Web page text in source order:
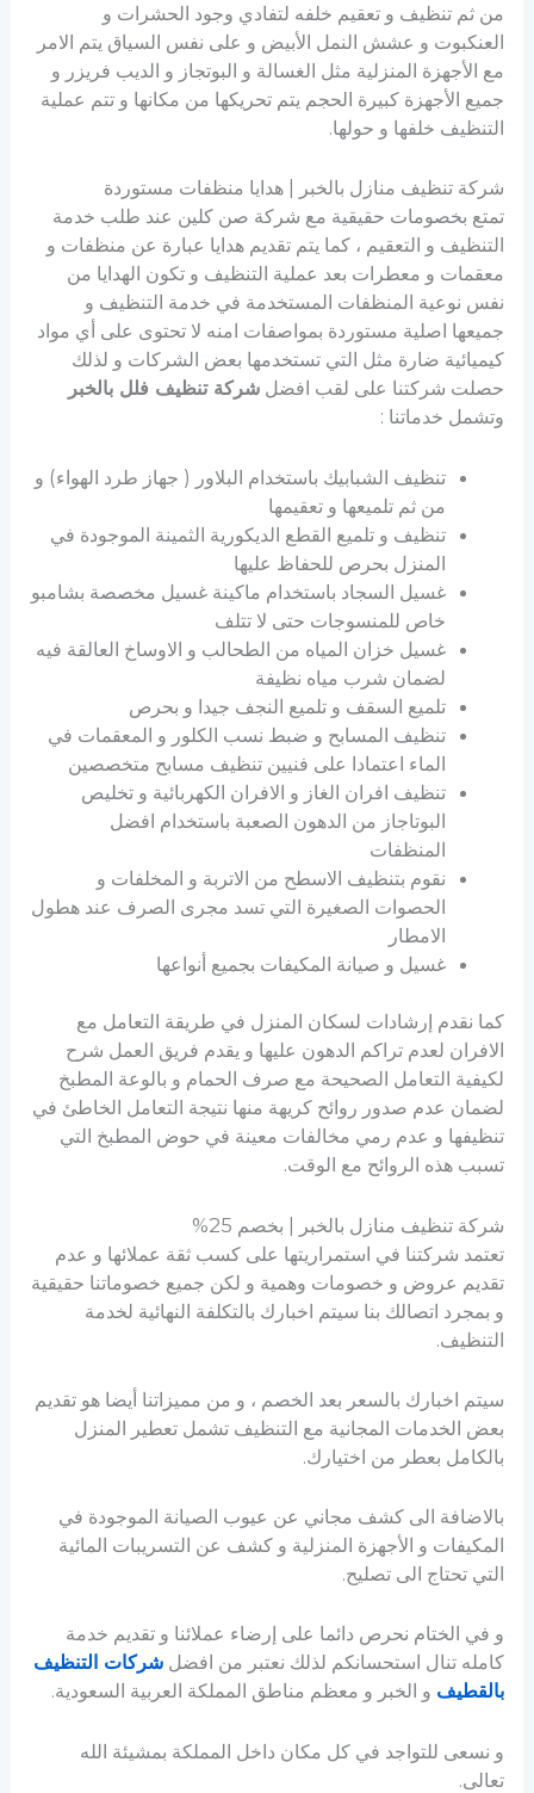
من ثم تنظيف و تعقيم خلفه لتفادي وجود الحشرات و
العنكبوت و عشش النمل الأبيض و على نفس السياق يتم الامر
مع الأجهزة المنزلية مثل الغسالة و البوتجاز و الديب فريزر و
جميع الأجهزة كبيرة الحجم يتم تحريكها من مكانها و تتم عملية
التنظيف خلفها و حولها.
شركة تنظيف منازل بالخبر | هدايا منظفات مستوردة
تمتع بخصومات حقيقية مع شركة صن كلين عند طلب خدمة
التنظيف و التعقيم ، كما يتم تقديم هدايا عبارة عن منظفات و
معقمات و معطرات بعد عملية التنظيف و تكون الهدايا من
نفس نوعية المنظفات المستخدمة في خدمة التنظيف و
جميعها اصلية مستوردة بمواصفات امنه لا تحتوى على أي مواد
كيميائية ضارة مثل التي تستخدمها بعض الشركات و لذلك
حصلت شركتنا على لقب افضلشركة تنظيف فلل بالخبر
وتشمل خدماتنا :
تنظيف الشبابيك باستخدام البلاور ( جهاز طرد الهواء) و
من ثم تلميعها و تعقيمها
تنظيف و تلميع القطع الديكورية الثمينة الموجودة في
المنزل بحرص للحفاظ عليها
غسيل السجاد باستخدام ماكينة غسيل مخصصة بشامبو
خاص للمنسوجات حتى لا تتلف
غسيل خزان المياه من الطحالب و الاوساخ العالقة فيه
لضمان شرب مياه نظيفة
تلميع السقف و تلميع النجف جيدا و بحرص
تنظيف المسابح و ضبط نسب الكلور و المعقمات في
الماء اعتمادا على فنيين تنظيف مسابح متخصصين
تنظيف افران الغاز و الافران الكهربائية و تخليص
البوتاجاز من الدهون الصعبة باستخدام افضل
المنظفات
نقوم بتنظيف الاسطح من الاتربة و المخلفات و
الحصوات الصغيرة التي تسد مجرى الصرف عند هطول
الامطار
غسيل و صيانة المكيفات بجميع أنواعها
كما نقدم إرشادات لسكان المنزل في طريقة التعامل مع
الافران لعدم تراكم الدهون عليها و يقدم فريق العمل شرح
لكيفية التعامل الصحيحة مع صرف الحمام و بالوعة المطبخ
لضمان عدم صدور روائح كريهة منها نتيجة التعامل الخاطئ في
تنظيفها و عدم رمي مخالفات معينة في حوض المطبخ التي
تسبب هذه الروائح مع الوقت.
شركة تنظيف منازل بالخبر | بخصم 25%
تعتمد شركتنا في استمراريتها على كسب ثقة عملائها و عدم
تقديم عروض و خصومات وهمية و لكن جميع خصوماتنا حقيقية
و بمجرد اتصالك بنا سيتم اخبارك بالتكلفة النهائية لخدمة
التنظيف.
سيتم اخبارك بالسعر بعد الخصم ، و من مميزاتنا أيضا هو تقديم
بعض الخدمات المجانية مع التنظيف تشمل تعطير المنزل
بالكامل بعطر من اختيارك.
بالاضافة الى كشف مجاني عن عيوب الصيانة الموجودة في
المكيفات و الأجهزة المنزلية و كشف عن التسريبات المائية
التي تحتاج الى تصليح.
و في الختام نحرص دائما على إرضاء عملائنا و تقديم خدمة
كامله تنال استحسانكم لذلك نعتبر من افضلشركات التنظيف
بالقطيف و الخبر و معظم مناطق المملكة العربية السعودية.
و نسعى للتواجد في كل مكان داخل المملكة بمشيئة الله
تعالى.